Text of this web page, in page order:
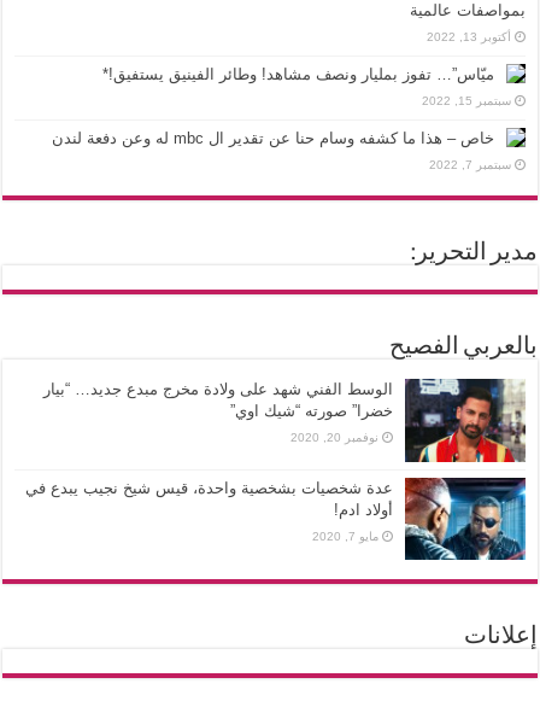
بمواصفات عالمية
أكتوبر 13, 2022
ميّاس”… تفوز بمليار ونصف مشاهد! وطائر الفينيق يستفيق!*
سبتمبر 15, 2022
خاص – هذا ما كشفه وسام حنا عن تقدير ال mbc له وعن دفعة لندن
سبتمبر 7, 2022
مدير التحرير:
بالعربي الفصيح
الوسط الفني شهد على ولادة مخرج مبدع جديد… “بيار
خضرا” صورته “شيك اوي”
نوفمبر 20, 2020
عدة شخصيات بشخصية واحدة، قيس شيخ نجيب يبدع في
أولاد ادم!
مايو 7, 2020
إعلانات